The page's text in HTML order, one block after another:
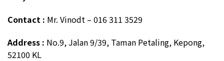
Contact : Mr. Vinodt – 016 311 3529
Address : No.9, Jalan 9/39, Taman Petaling, Kepong,
52100 KL